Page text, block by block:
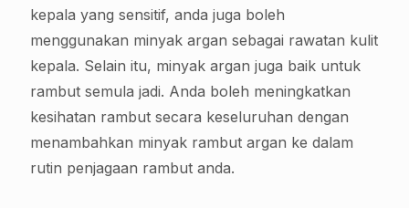
kepala yang sensitif, anda juga boleh
menggunakan minyak argan sebagai rawatan kulit
kepala. Selain itu, minyak argan juga baik untuk
rambut semula jadi. Anda boleh meningkatkan
kesihatan rambut secara keseluruhan dengan
menambahkan minyak rambut argan ke dalam
rutin penjagaan rambut anda.